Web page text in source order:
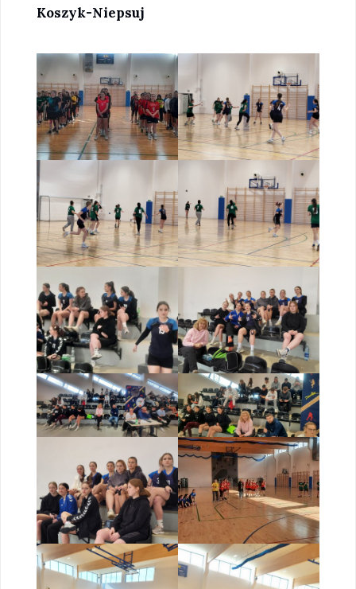
Koszyk-Niepsuj